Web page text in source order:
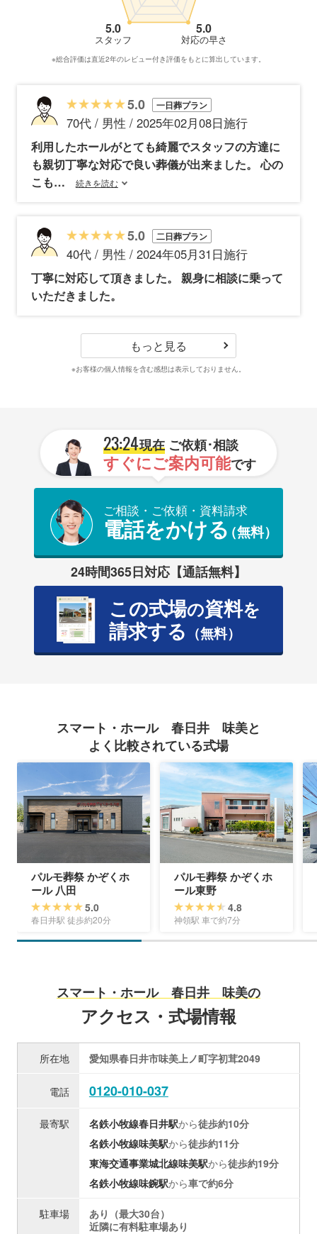
5.0
対応の早さ
5.0
スタッフ
※総合評価は直近2年のレビュー付き評価をもとに算出しています。
5.0 一日葬プラン
70代 / 男性 / 2025年02月08日施行
利用したホールがとても綺麗でスタッフの方達に
も親切丁寧な対応で良い葬儀が出来ました。 心の
こも
続きを読む
5.0 二日葬プラン
40代 / 男性 / 2024年05月31日施行
丁寧に対応して頂きました。 親身に相談に乗って
いただきました。
もっと見る
※お客様の個人情報を含む感想は表示しておりません。
23:24現在ご依頼･相談
すぐにご案内可能です
ご相談・ご依頼・資料請求
電話をかける（無料）
24時間365日対応【通話無料】
この式場の資料を
請求する （無料）
スマート・ホール 春日井 味美と
よく比較されている式場
パルモ葬祭 かぞくホ
ール 八田
5.0
春日井駅 徒歩約20分
パルモ葬祭 かぞくホ
ール東野
4.8
神領駅 車で約7分
スマート・ホール 春日井 味美の
アクセス・式場情報
所在地 愛知県春日井市味美上ノ町字初茸2049
電話 0120-010-037
最寄駅 名鉄小牧線春日井駅から徒歩約10分
名鉄小牧線味美駅から徒歩約11分
東海交通事業城北線味美駅から徒歩約19分
名鉄小牧線味鋺駅から車で約6分
駐車場
あり（最大30台）
近隣に有料駐車場あり